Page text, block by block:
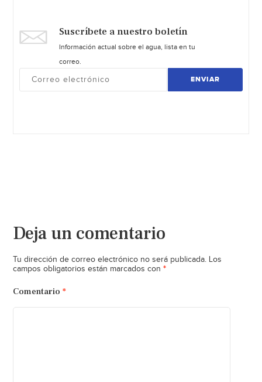
Suscríbete a nuestro boletín
Información actual sobre el agua, lista en tu
correo.
ENVIAR
Deja un comentario
Tu dirección de correo electrónico no será publicada. Los
campos obligatorios están marcados con *
Comentario *